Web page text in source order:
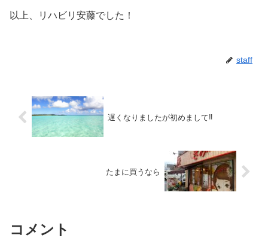
以上、リハビリ安藤でした！
staff
遅くなりましたが初めまして‼️
たまに買うなら
コメント